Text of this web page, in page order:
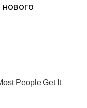
нового